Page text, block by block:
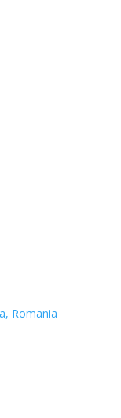
Romania